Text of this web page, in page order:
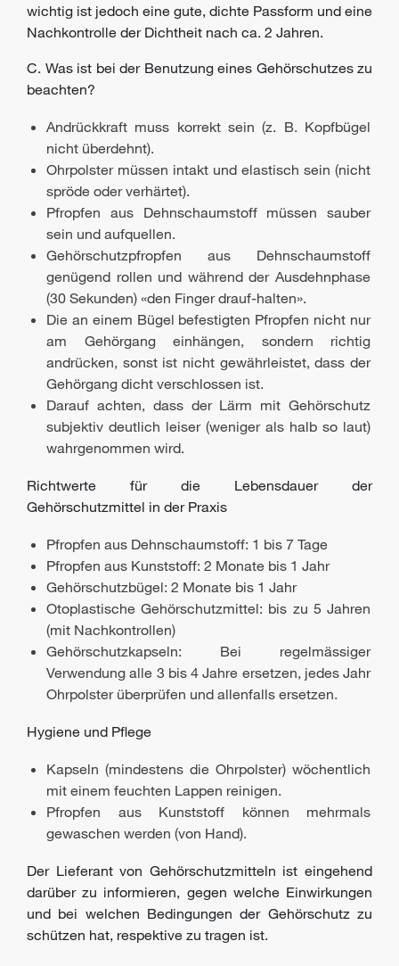
wichtig ist jedoch eine gute, dichte Passform und eine
Nachkontrolle der Dichtheit nach ca. 2 Jahren.
C. Was ist bei der Benutzung eines Gehörschutzes zu
beachten?
Andrückkraft muss korrekt sein (z. B. Kopfbügel
nicht überdehnt).
Ohrpolster müssen intakt und elastisch sein (nicht
spröde oder verhärtet).
Pfropfen aus Dehnschaumstoff müssen sauber
sein und aufquellen.
Gehörschutzpfropfen aus Dehnschaumstoff
genügend rollen und während der Ausdehnphase
(30 Sekunden) «den Finger drauf-halten».
Die an einem Bügel befestigten Pfropfen nicht nur
am Gehörgang einhängen, sondern richtig
andrücken, sonst ist nicht gewährleistet, dass der
Gehörgang dicht verschlossen ist.
Darauf achten, dass der Lärm mit Gehörschutz
subjektiv deutlich leiser (weniger als halb so laut)
wahrgenommen wird.
Richtwerte für die Lebensdauer der
Gehörschutzmittel in der Praxis
Pfropfen aus Dehnschaumstoff: 1 bis 7 Tage
Pfropfen aus Kunststoff: 2 Monate bis 1 Jahr
Gehörschutzbügel: 2 Monate bis 1 Jahr
Otoplastische Gehörschutzmittel: bis zu 5 Jahren
(mit Nachkontrollen)
Gehörschutzkapseln: Bei regelmässiger
Verwendung alle 3 bis 4 Jahre ersetzen, jedes Jahr
Ohrpolster überprüfen und allenfalls ersetzen.
Hygiene und Pflege
Kapseln (mindestens die Ohrpolster) wöchentlich
mit einem feuchten Lappen reinigen.
Pfropfen aus Kunststoff können mehrmals
gewaschen werden (von Hand).
Der Lieferant von Gehörschutzmitteln ist eingehend
darüber zu informieren, gegen welche Einwirkungen
und bei welchen Bedingungen der Gehörschutz zu
schützen hat, respektive zu tragen ist.